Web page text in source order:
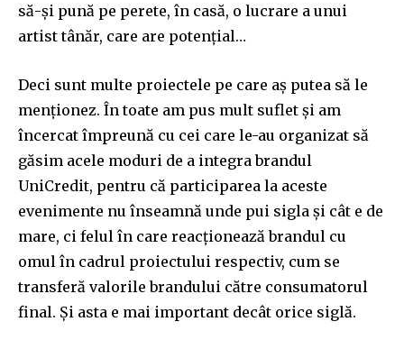
să-și pună pe perete, în casă, o lucrare a unui
artist tânăr, care are potențial…
Deci sunt multe proiectele pe care aș putea să le
menționez. În toate am pus mult suflet și am
încercat împreună cu cei care le-au organizat să
găsim acele moduri de a integra brandul
UniCredit, pentru că participarea la aceste
evenimente nu înseamnă unde pui sigla și cât e de
mare, ci felul în care reacționează brandul cu
omul în cadrul proiectului respectiv, cum se
transferă valorile brandului către consumatorul
final. Și asta e mai important decât orice siglă.